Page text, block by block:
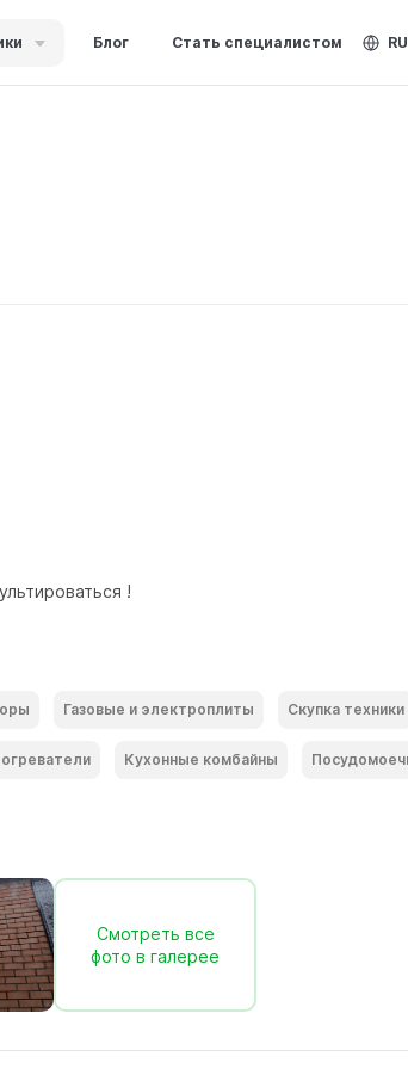
Блог Стать специалистом RU
!
Газовые и электроплиты Скупка техники
Кухонные комбайны
Смотреть все
фото в галерее